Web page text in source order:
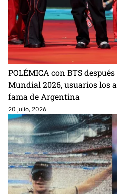
POLÉMICA con BTS
Mundial 2026, usuarios los
fama de Argentina
20 julio, 2026